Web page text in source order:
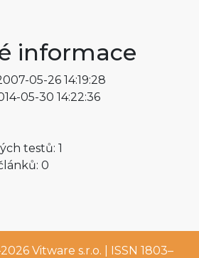
informace
05-26 14:19:28
05-30 14:22:36
testů: 1
0
Vitware s.r.o. | ISSN 1803–